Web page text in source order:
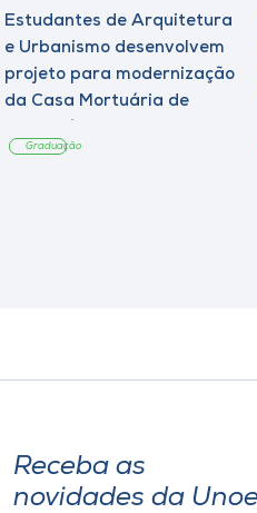
Estudantes de Arquitetura
e Urbanismo desenvolvem
projeto para modernização
da Casa Mortuária de
Graduação
Receba as
novidades da